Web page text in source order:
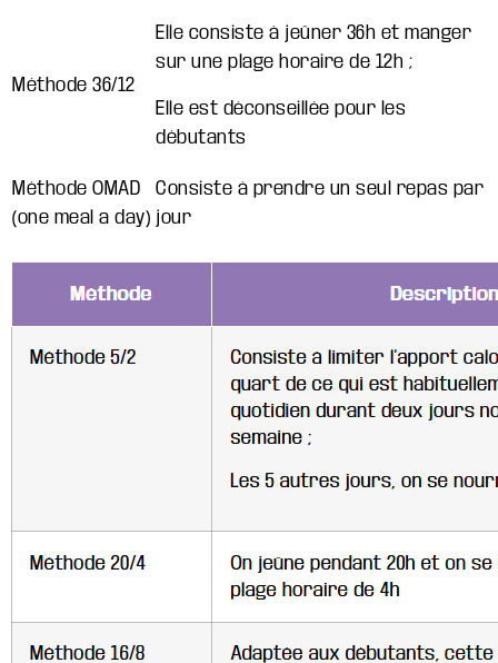
Méthode 36/12
Elle consiste à jeûner 36h et manger
sur une plage horaire de 12h ;
Elle est déconseillée pour les
débutants
Méthode OMAD
(one meal a day)
Consiste à prendre un seul repas par
jour